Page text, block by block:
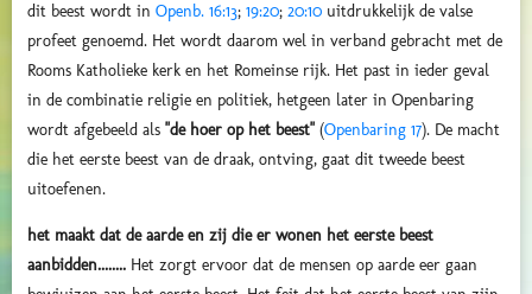
dit beest wordt in Openb. 16:13; 19:20; 20:10 uitdrukkelijk de valse
profeet genoemd. Het wordt daarom wel in verband gebracht met de
Rooms Katholieke kerk en het Romeinse rijk. Het past in ieder geval
in de combinatie religie en politiek, hetgeen later in Openbaring
wordt afgebeeld als "de hoer op het beest" (Openbaring 17). De macht
die het eerste beest van de draak, ontving, gaat dit tweede beest
uitoefenen.
het maakt dat de aarde en zij die er wonen het eerste beest
aanbidden........ Het zorgt ervoor dat de mensen op aarde eer gaan